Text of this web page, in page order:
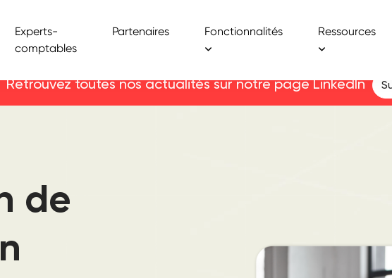
Experts-
comptables
Partenaires Fonctionnalités Ressources
Retrouvez toutes nos actualités sur notre page LinkedIn
de